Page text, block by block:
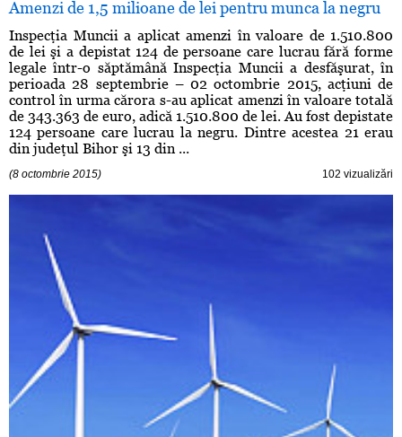
Amenzi de 1,5 milioane de lei pentru munca la negru
Inspecţia Muncii a aplicat amenzi în valoare de 1.510.800
de lei şi a depistat 124 de persoane care lucrau fără forme
legale într-o săptămână Inspecţia Muncii a desfăşurat, în
perioada 28 septembrie – 02 octombrie 2015, acţiuni de
control în urma cărora s-au aplicat amenzi în valoare totală
de 343.363 de euro, adică 1.510.800 de lei. Au fost depistate
124 persoane care lucrau la negru. Dintre acestea 21 erau
din judeţul Bihor şi 13 din ...
(8 octombrie 2015) 102 vizualizări